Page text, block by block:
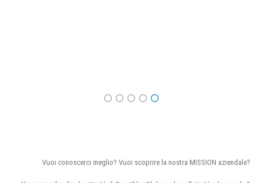
Vuoi conoscerci meglio? Vuoi scoprire la nostra MISSION aziendale?